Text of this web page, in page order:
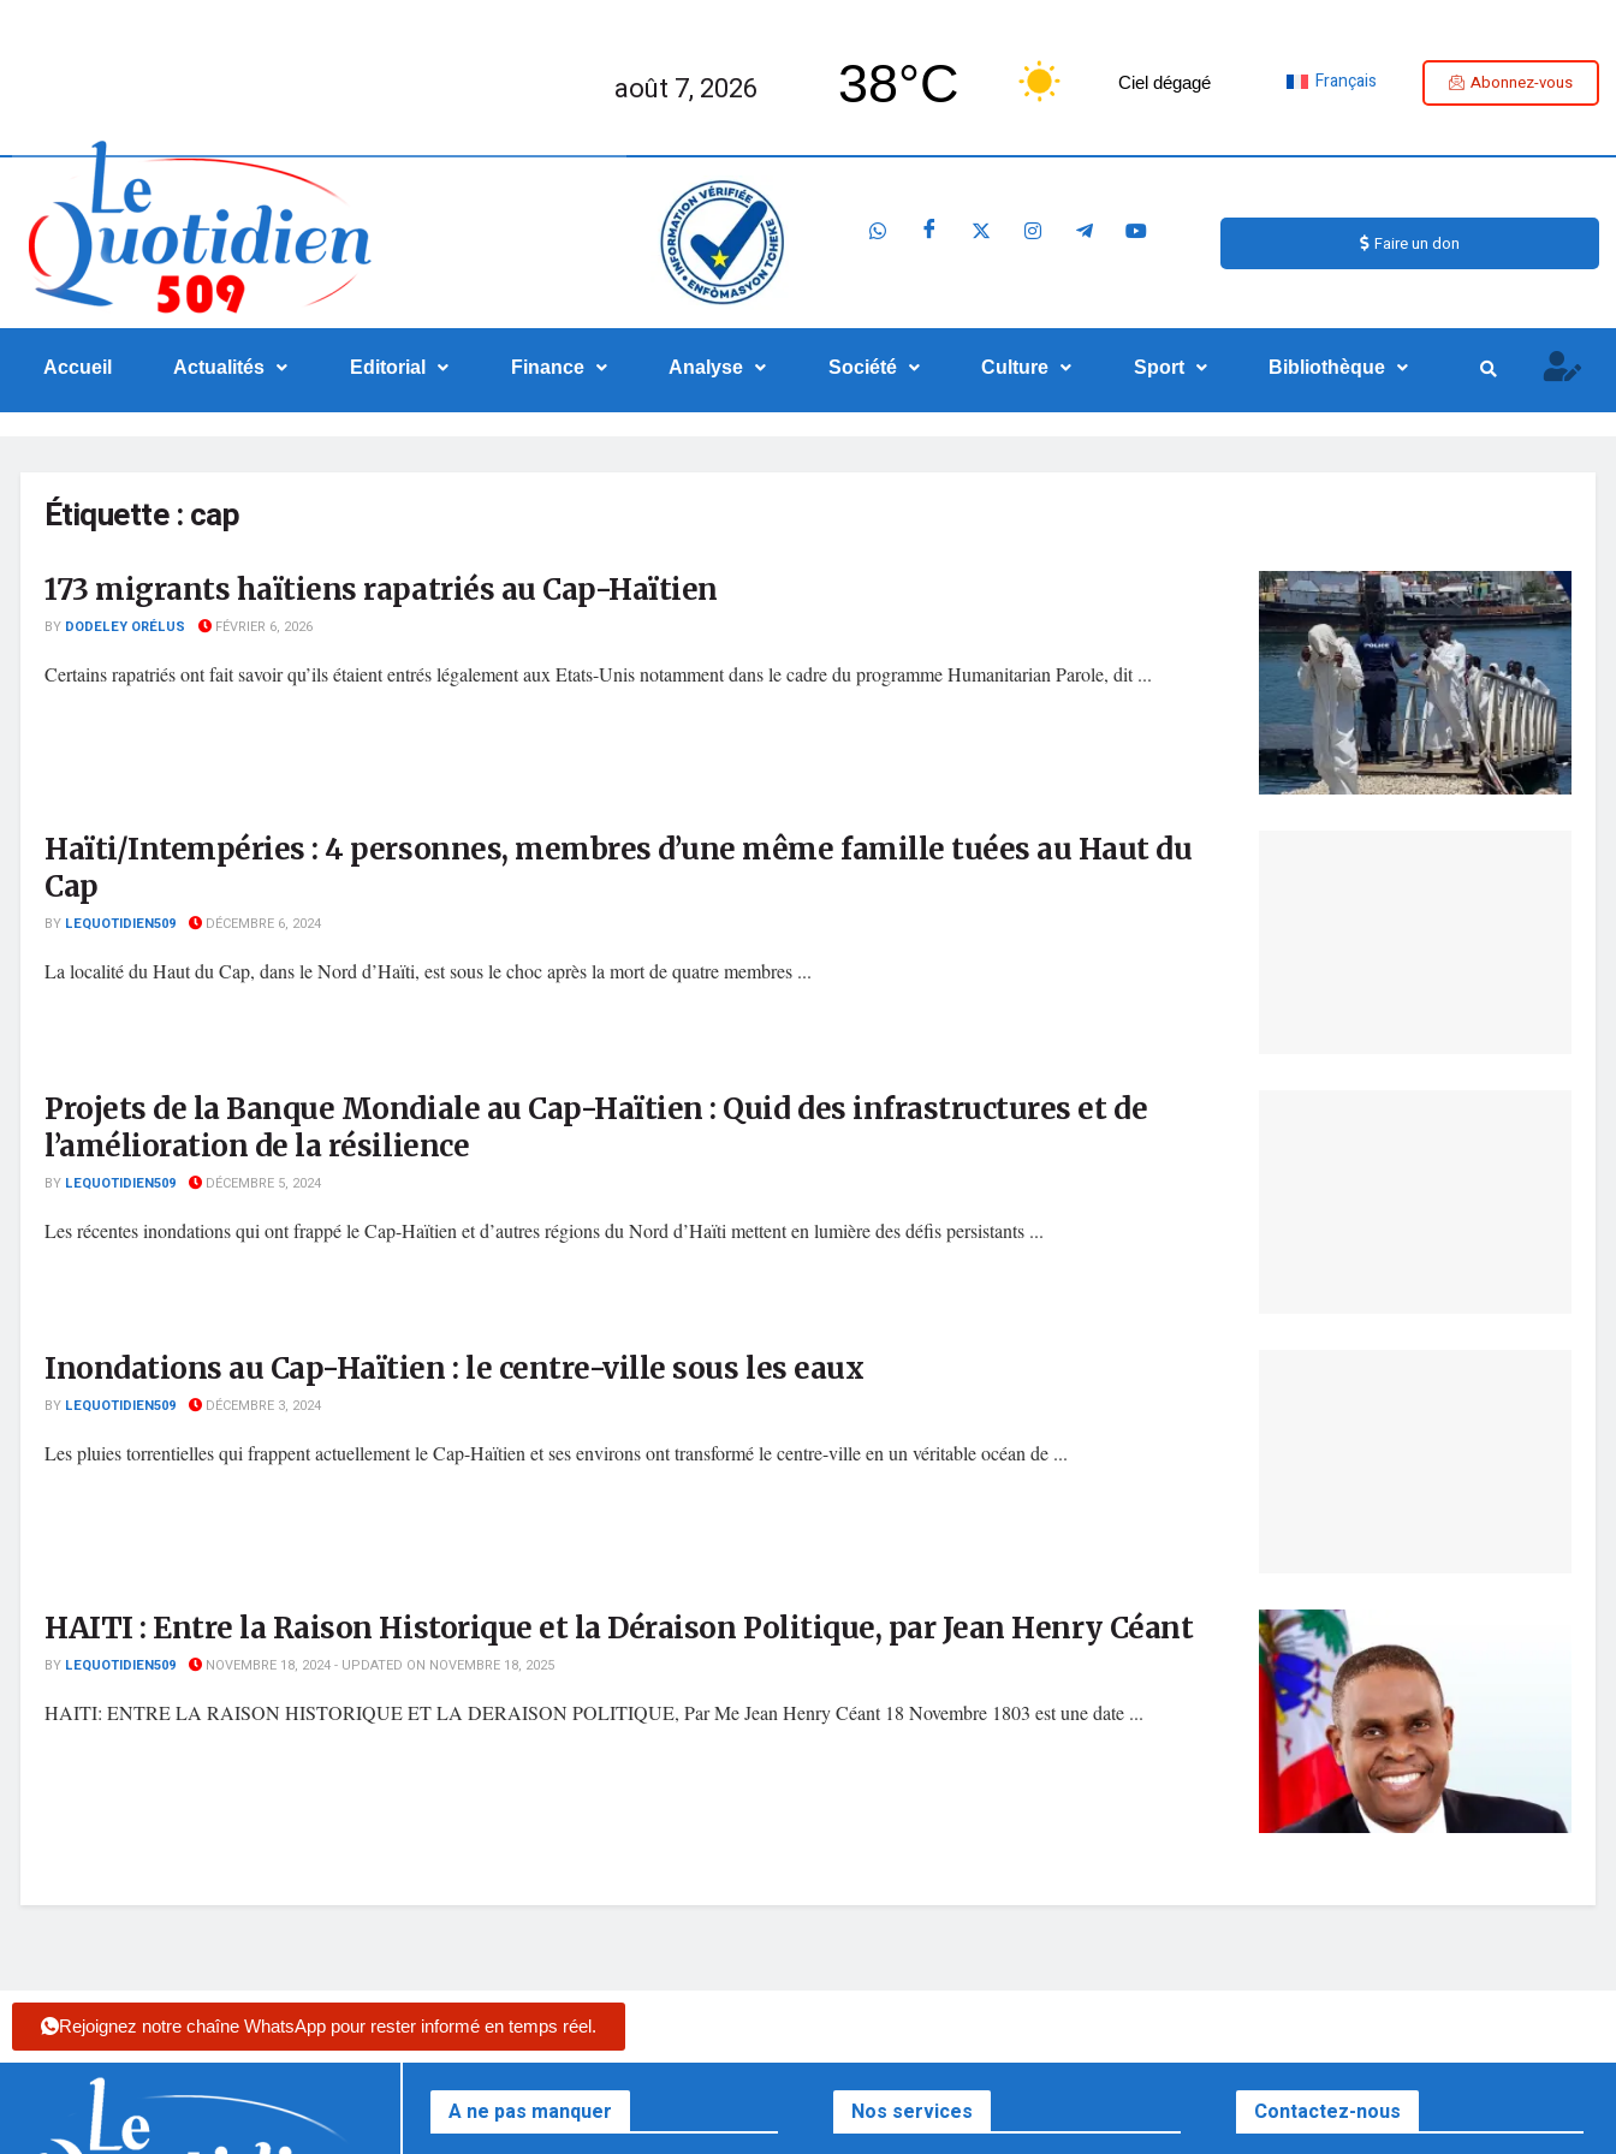
août 7, 2026 38°C Ciel dégagé Français Abonnez-vous
Faire un don
Accueil Actualités Editorial Finance Analyse Société Culture Sport Bibliothèque
Étiquette :cap
173 migrants haïtiens rapatriés au Cap-Haïtien
BY DODELEY ORÉLUS FÉVRIER 6, 2026
Certains rapatriés ont fait savoir qu’ils étaient entrés légalement aux Etats-Unis notamment dans le cadre du programme Humanitarian Parole, dit ...
Haïti/Intempéries : 4 personnes, membres d’une même famille tuées au Haut du
Cap
BY LEQUOTIDIEN509 DÉCEMBRE 6, 2024
La localité du Haut du Cap, dans le Nord d’Haïti, est sous le choc après la mort de quatre membres ...
Projets de la Banque Mondiale au Cap-Haïtien : Quid des infrastructures et de
l’amélioration de la résilience
BY LEQUOTIDIEN509 DÉCEMBRE 5, 2024
Les récentes inondations qui ont frappé le Cap-Haïtien et d’autres régions du Nord d’Haïti mettent en lumière des défis persistants ...
Inondations au Cap-Haïtien : le centre-ville sous les eaux
BY LEQUOTIDIEN509 DÉCEMBRE 3, 2024
Les pluies torrentielles qui frappent actuellement le Cap-Haïtien et ses environs ont transformé le centre-ville en un véritable océan de ...
HAITI : Entre la Raison Historique et la Déraison Politique, par Jean Henry Céant
BY LEQUOTIDIEN509 NOVEMBRE 18, 2024 - UPDATED ON NOVEMBRE 18, 2025
HAITI: ENTRE LA RAISON HISTORIQUE ET LA DERAISON POLITIQUE, Par Me Jean Henry Céant 18 Novembre 1803 est une date ...
Rejoignez notre chaîne WhatsApp pour rester informé en temps réel.
A ne pas manquer Nos services Contactez-nous